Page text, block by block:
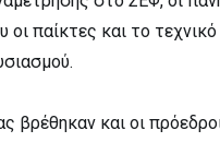
παίκτες και το
βρέθηκαν και οι